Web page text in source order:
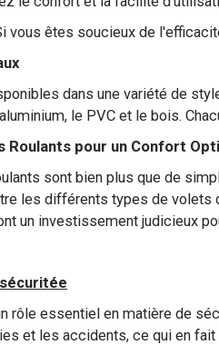
vous êtes soucieux de
dans une variété de
le PVC et le bois.
Roulants pour un Confort
sont bien plus que de
les différents types de
un investissement judicieux
rôle essentiel en matière de
et les accidents, ce qui en